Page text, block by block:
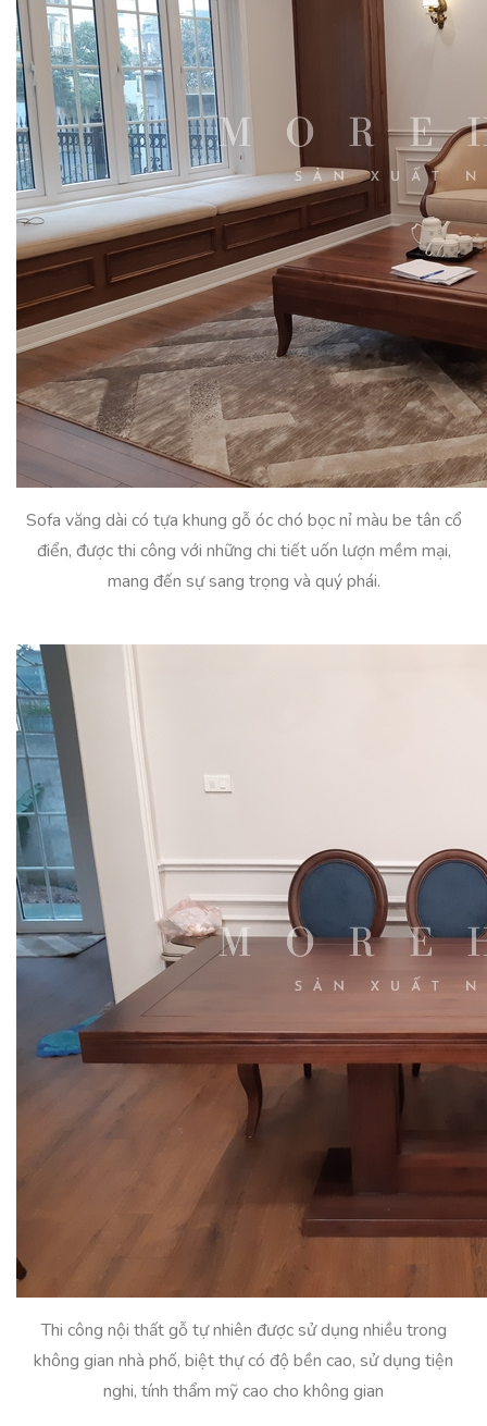
Sofa văng dài có tựa khung gỗ óc chó bọc nỉ màu be tân cổ
điển, được thi công với những chi tiết uốn lượn mềm mại,
mang đến sự sang trọng và quý phái.
Thi công nội thất gỗ tự nhiên được sử dụng nhiều trong
không gian nhà phố, biệt thự có độ bền cao, sử dụng tiện
nghi, tính thẩm mỹ cao cho không gian